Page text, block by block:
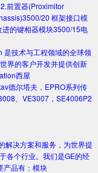
前置器(Proximitor
20 框架接口模
的键相器模块3500/15电
是技术与工程领域的全球领
界的客户开发并提供创新
西屋
德尔塔夫，EPRO系列传
、VE3007，SE4006P2
解决方案和服务，为世界提
各个行业。我们是GE的经
产品有：模块